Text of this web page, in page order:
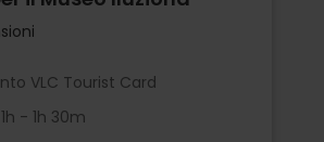
VLC Tourist Card
- 1h 30m